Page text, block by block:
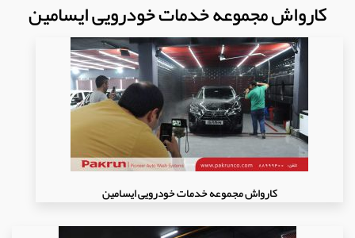
کارواش مجموعه خدمات خودرویی ایسامین